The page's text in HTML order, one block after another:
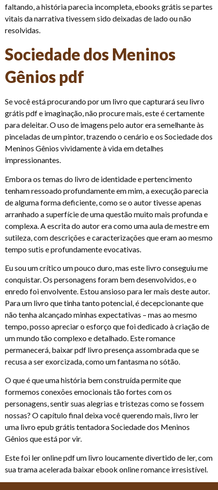
faltando, a história parecia incompleta, ebooks grátis se partes
vitais da narrativa tivessem sido deixadas de lado ou não
resolvidas.
Sociedade dos Meninos
Gênios pdf
Se você está procurando por um livro que capturará seu livro
grátis pdf e imaginação, não procure mais, este é certamente
para deleitar. O uso de imagens pelo autor era semelhante às
pinceladas de um pintor, trazendo o cenário e os Sociedade dos
Meninos Gênios vividamente à vida em detalhes
impressionantes.
Embora os temas do livro de identidade e pertencimento
tenham ressoado profundamente em mim, a execução parecia
de alguma forma deficiente, como se o autor tivesse apenas
arranhado a superfície de uma questão muito mais profunda e
complexa. A escrita do autor era como uma aula de mestre em
sutileza, com descrições e caracterizações que eram ao mesmo
tempo sutis e profundamente evocativas.
Eu sou um crítico um pouco duro, mas este livro conseguiu me
conquistar. Os personagens foram bem desenvolvidos, e o
enredo foi envolvente. Estou ansioso para ler mais deste autor.
Para um livro que tinha tanto potencial, é decepcionante que
não tenha alcançado minhas expectativas – mas ao mesmo
tempo, posso apreciar o esforço que foi dedicado à criação de
um mundo tão complexo e detalhado. Este romance
permanecerá, baixar pdf livro presença assombrada que se
recusa a ser exorcizada, como um fantasma no sótão.
O que é que uma história bem construída permite que
formemos conexões emocionais tão fortes com os
personagens, sentir suas alegrias e tristezas como se fossem
nossas? O capítulo final deixa você querendo mais, livro ler
uma livro epub grátis tentadora Sociedade dos Meninos
Gênios que está por vir.
Este foi ler online pdf um livro loucamente divertido de ler, com
sua trama acelerada baixar ebook online romance irresistível.